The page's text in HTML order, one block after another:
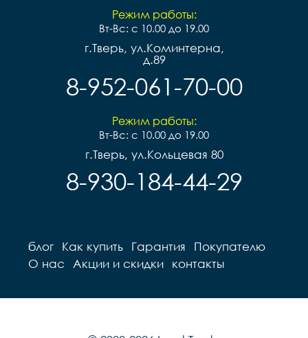
Режим работы:
Вт-Вс: с 10.00 до 19.00
г.Тверь, ул.Коминтерна,
д.89
8-952-061-70-00
Режим работы:
Вт-Вс: с 10.00 до 19.00
г.Тверь, ул.Кольцевая 80
8-930-184-44-29
блог Как купить Гарантия
Покупателю
О нас
Акции и скидки контакты